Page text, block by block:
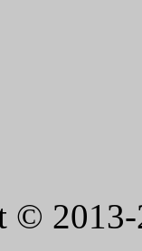
2013-